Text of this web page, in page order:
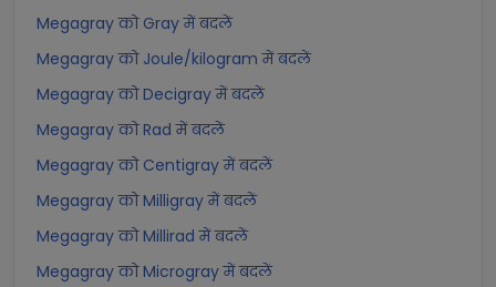
Megagray को Gray में बदलें
Megagray को Joule/kilogram में बदलें
Megagray को Decigray में बदलें
Megagray को Rad में बदलें
Megagray को Centigray में बदलें
Megagray को Milligray में बदलें
Megagray को Millirad में बदलें
Megagray को Microgray में बदलें